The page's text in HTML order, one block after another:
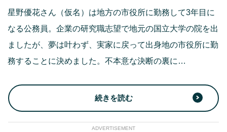
星野優花さん（仮名）は地方の市役所に勤務して3年目に
なる公務員。企業の研究職志望で地元の国立大学の院を出
ましたが、夢は叶わず、実家に戻って出身地の市役所に勤
務することに決めました。不本意な決断の裏に…
続きを読む
ADVERTISEMENT